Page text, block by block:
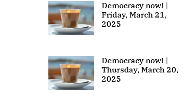
Democracy now! |
Friday, March 21,
2025
Democracy now! |
Thursday, March 20,
2025